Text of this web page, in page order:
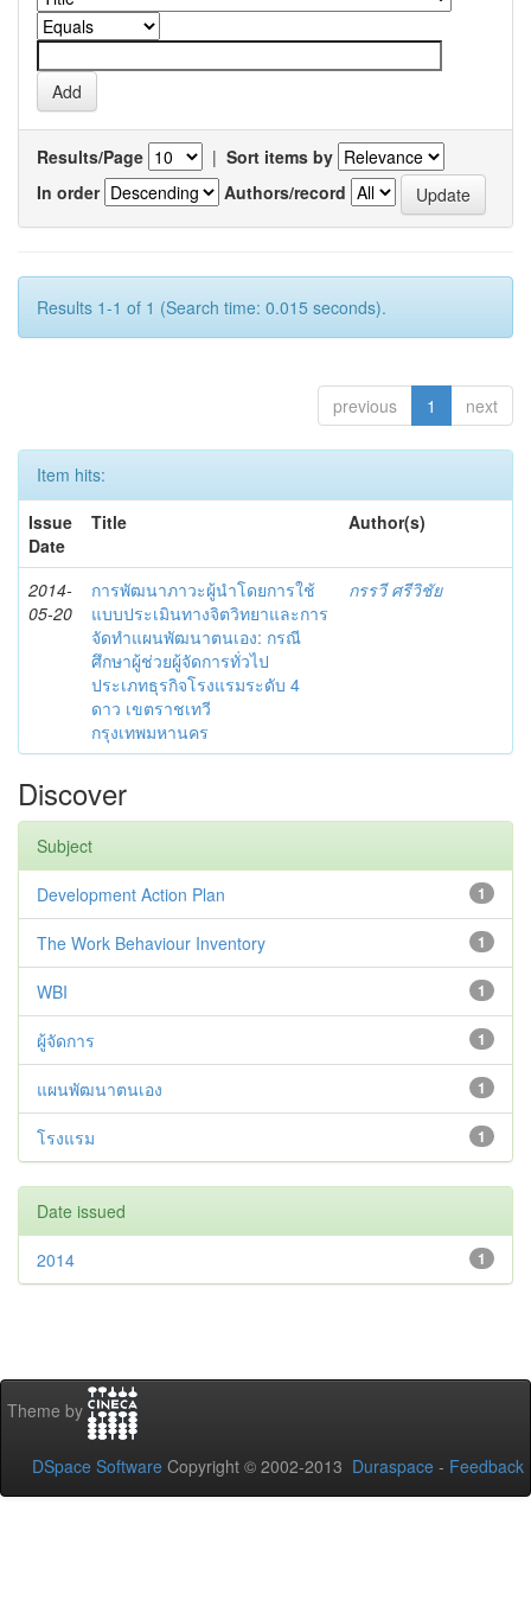
Results/Page | Sort items by
In order
Authors/record
Results 1-1 of 1 (Search time: 0.015 seconds).
previous 1 next
Item hits:
Issue
Date
Title Author(s)
2014-
05-20
การพัฒนาภาวะผู้นำโดยการใช้
แบบประเมินทางจิตวิทยาและการ
จัดทำแผนพัฒนาตนเอง: กรณี
ศึกษาผู้ช่วยผู้จัดการทั่วไป
ประเภทธุรกิจโรงแรมระดับ 4
ดาว เขตราชเทวี
กรุงเทพมหานคร
กรรวี ศรีวิชัย
Discover
Subject
1
Development Action Plan
1
The Work Behaviour Inventory
1
WBI
1
ผู้จัดการ
1
แผนพัฒนาตนเอง
1
โรงแรม
Date issued
1
2014
Theme by
DSpace Software Copyright © 2002-2013 Duraspace - Feedback